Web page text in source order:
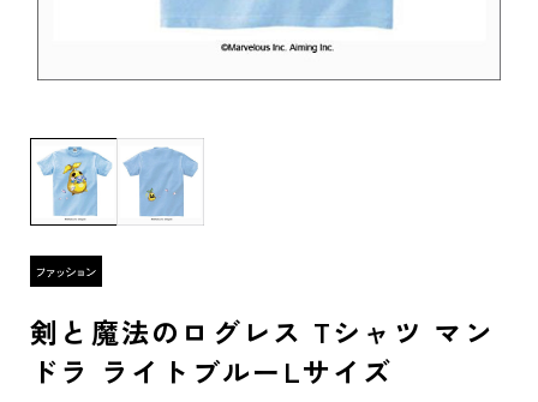
剣と魔法のログレス Tシャツ マン
ドラ ライトブルーLサイズ